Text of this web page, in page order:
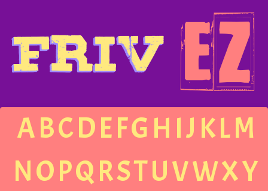
ABCDEFGH IJ KLM
NOPQRSTUVWXY